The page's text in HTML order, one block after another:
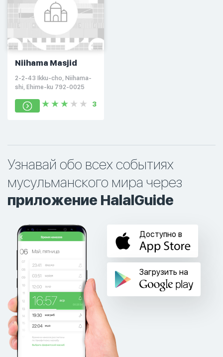
Niihama Masjid
2-2-43 Ikku-cho, Niihama-
shi, Ehime-ku 792-0025
3
Узнавай обо всех событиях
мусульманского мира через
приложение HalalGuide
Доступно в
Загрузить на